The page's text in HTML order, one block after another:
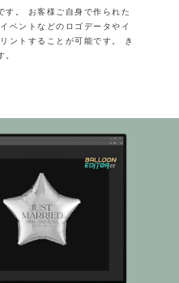
す。
お客様ご自身で作られた
ベントなどのロゴデータやイ
ントすることが可能です。
き
。